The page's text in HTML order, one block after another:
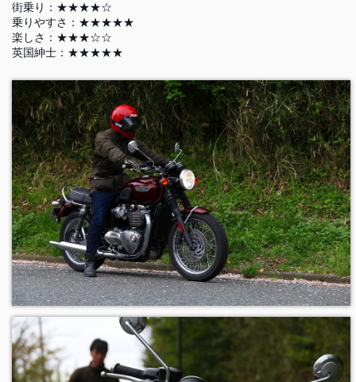
街乗り：★★★★☆
乗りやすさ：★★★★★
楽しさ：★★★☆☆
英国紳士：★★★★★